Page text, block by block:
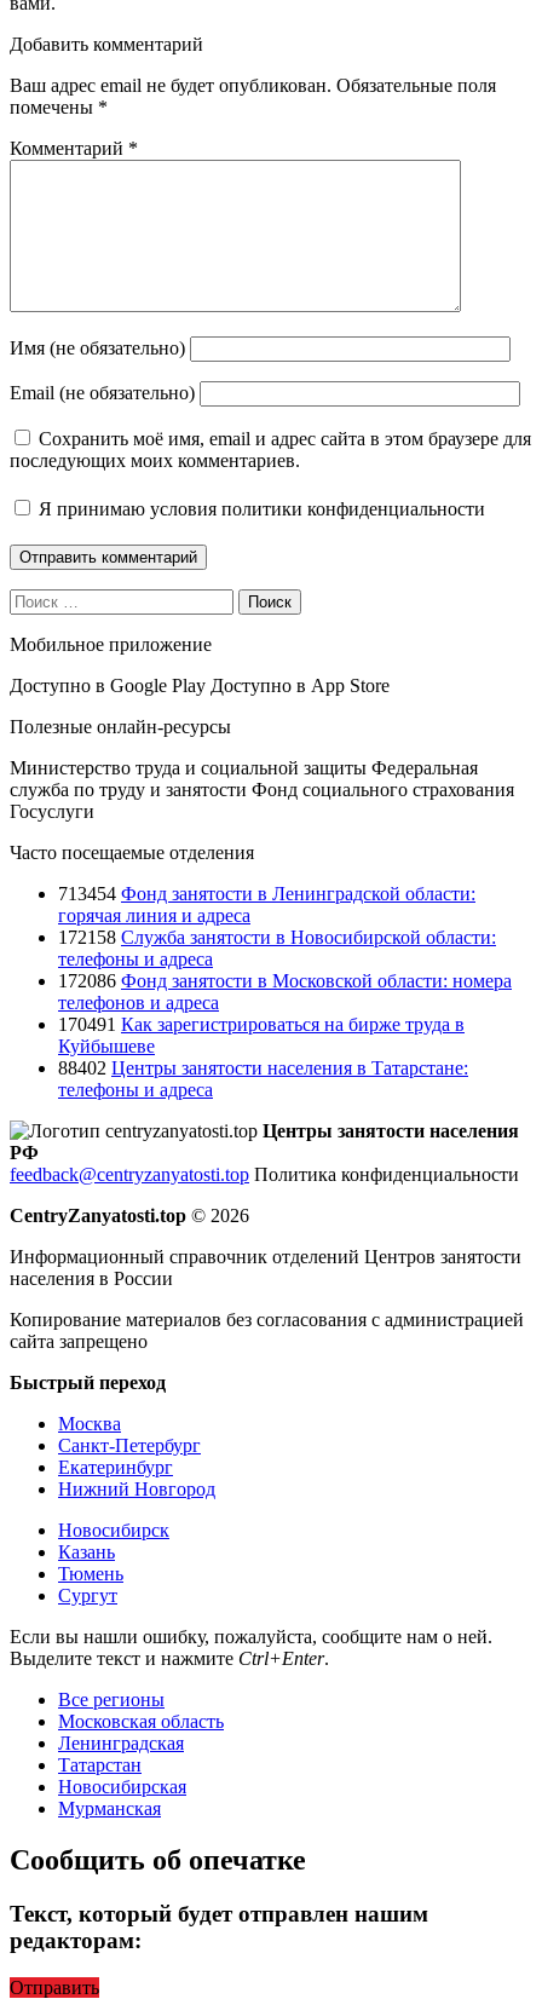
Добавить комментарий
Ваш адрес email не будет опубликован. Обязательные поля
помечены *
Комментарий *
Имя (не обязательно)
Email (не обязательно)
Сохранить моё имя, email и адрес сайта в этом браузере для
последующих моих комментариев.
Я принимаю условия политики конфиденциальности
Поиск
Мобильное приложение
Доступно в Google Play Доступно в App Store
Полезные онлайн-ресурсы
Министерство труда и социальной защиты Федеральная
служба по труду и занятости Фонд социального страхования
Госуслуги
Часто посещаемые отделения
713454 Фонд занятости в Ленинградской области:
горячая линия и адреса
172158 Служба занятости в Новосибирской области:
телефоны и адреса
172086 Фонд занятости в Московской области: номера
телефонов и адреса
170491 Как зарегистрироваться на бирже труда в
Куйбышеве
88402 Центры занятости населения в Татарстане:
телефоны и адреса
Центры занятости населения
РФ
feedback@centryzanyatosti.top Политика конфиденциальности
CentryZanyatosti.top © 2026
Информационный справочник отделений Центров занятости
населения в России
Копирование материалов без согласования с администрацией
сайта запрещено
Быстрый переход
Москва
Санкт-Петербург
Екатеринбург
Нижний Новгород
Новосибирск
Казань
Тюмень
Сургут
Если вы нашли ошибку, пожалуйста, сообщите нам о ней.
Выделите текст и нажмите Ctrl+Enter.
Все регионы
Московская область
Ленинградская
Татарстан
Новосибирская
Мурманская
Сообщить об опечатке
Текст, который будет отправлен нашим
редакторам:
Отправить